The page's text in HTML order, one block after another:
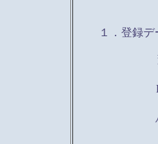
１．登録